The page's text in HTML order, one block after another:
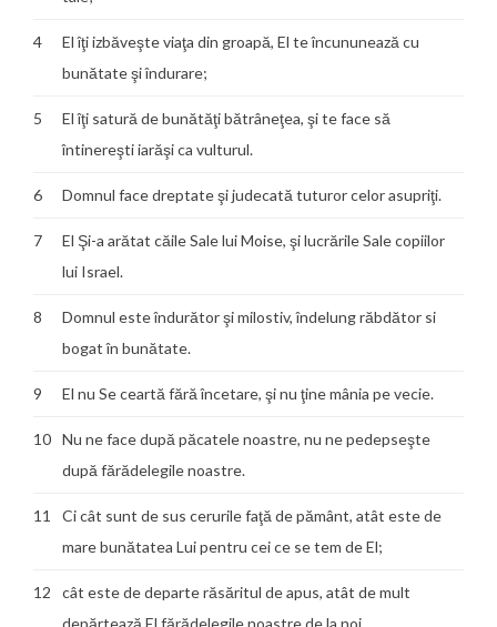
4
El îţi izbăveşte viaţa din groapă, El te încununează cu
bunătate şi îndurare;
5
El îţi satură de bunătăţi bătrâneţea, şi te face să
întinereşti iarăşi ca vulturul.
6 Domnul face dreptate şi judecată tuturor celor asupriţi.
7
El Şi-a arătat căile Sale lui Moise, şi lucrările Sale copiilor
lui Israel.
8
Domnul este îndurător şi milostiv, îndelung răbdător si
bogat în bunătate.
9 El nu Se ceartă fără încetare, şi nu ţine mânia pe vecie.
10 Nu ne face după păcatele noastre, nu ne pedepseşte
după fărădelegile noastre.
11
Ci cât sunt de sus cerurile faţă de pământ, atât este de
mare bunătatea Lui pentru cei ce se tem de El;
12
cât este de departe răsăritul de apus, atât de mult
depărtează El fărădelegile noastre de la noi.